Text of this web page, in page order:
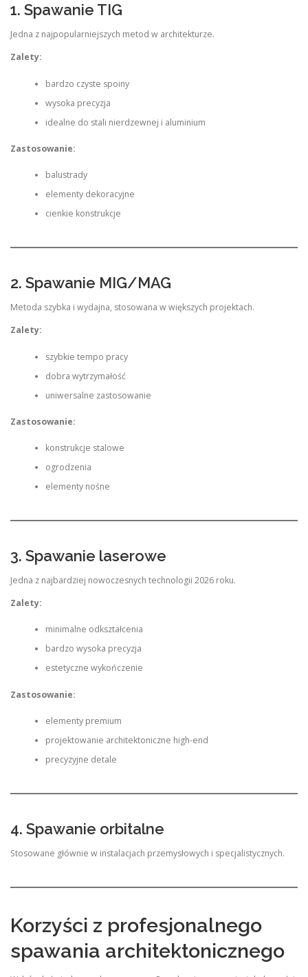
1. Spawanie TIG
Jedna z najpopularniejszych metod w architekturze.
Zalety:
bardzo czyste spoiny
wysoka precyzja
idealne do stali nierdzewnej i aluminium
Zastosowanie:
balustrady
elementy dekoracyjne
cienkie konstrukcje
2. Spawanie MIG/MAG
Metoda szybka i wydajna, stosowana w większych projektach.
Zalety:
szybkie tempo pracy
dobra wytrzymałość
uniwersalne zastosowanie
Zastosowanie:
konstrukcje stalowe
ogrodzenia
elementy nośne
3. Spawanie laserowe
Jedna z najbardziej nowoczesnych technologii 2026 roku.
Zalety:
minimalne odkształcenia
bardzo wysoka precyzja
estetyczne wykończenie
Zastosowanie:
elementy premium
projektowanie architektoniczne high-end
precyzyjne detale
4. Spawanie orbitalne
Stosowane głównie w instalacjach przemysłowych i specjalistycznych.
Korzyści z profesjonalnego
spawania architektonicznego